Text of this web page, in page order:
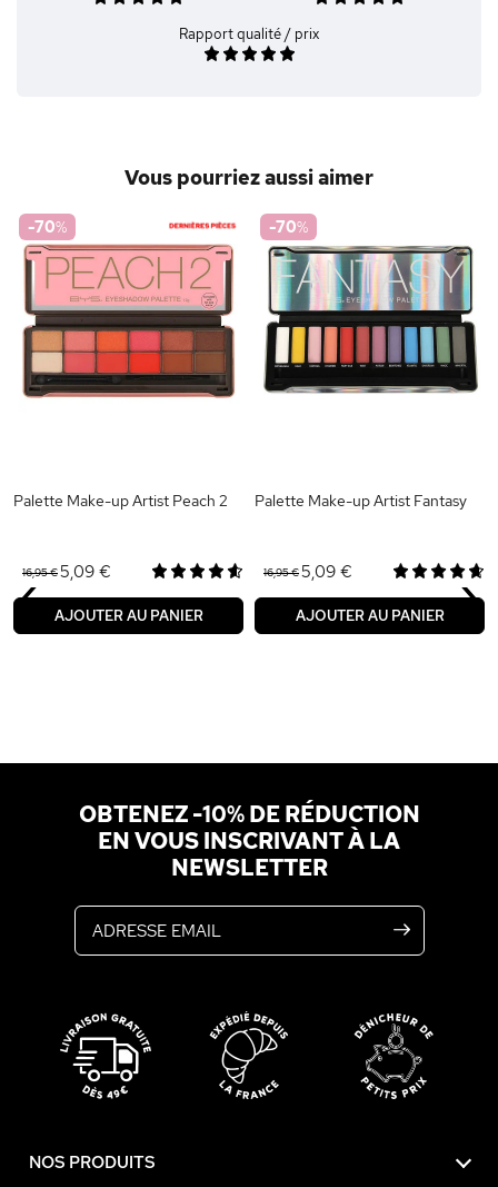
Rapport qualité / prix
Vous pourriez aussi aimer
-70%
Palette Make-up Artist Peach 2
16,95 €5,09 €
AJOUTER AU PANIER
-70%
Palette Make-up Artist Fantasy
16,95 €5,09 €
AJOUTER AU PANIER
‹ ›
OBTENEZ -10% DE RÉDUCTION
EN VOUS INSCRIVANT À LA
NEWSLETTER
NOS PRODUITS